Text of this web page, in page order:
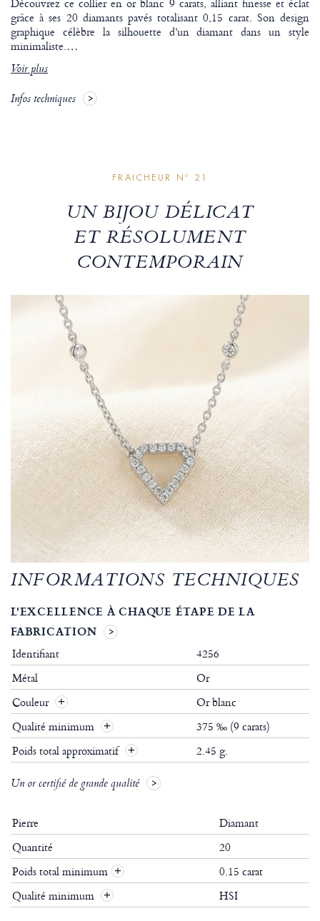
grâce à ses 20 diamants pavés totalisant 0,15 carat. Son design
graphique célèbre la silhouette d’un diamant dans un style
minimaliste.…
Voir plus
Infos techniques
FRAICHEUR Nº 21
UN BIJOU DÉLICAT
ET RÉSOLUMENT
CONTEMPORAIN
INFORMATIONS TECHNIQUES
L'EXCELLENCE À CHAQUE ÉTAPE DE LA
FABRICATION
Identifiant
4256
Métal
Or
Couleur
Or blanc
Qualité minimum
375 ‰ (9 carats)
Poids total approximatif
2.45 g.
Un or certifié de grande qualité
Pierre
Diamant
Quantité
20
Poids total minimum +
0.15 carat
Qualité minimum
+ HSI